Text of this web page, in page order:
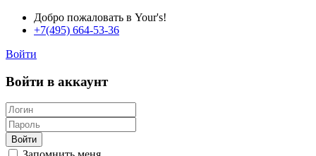
Добро пожаловать в Your's!
+7(495) 664-53-36
Войти
Войти в аккаунт
Войти